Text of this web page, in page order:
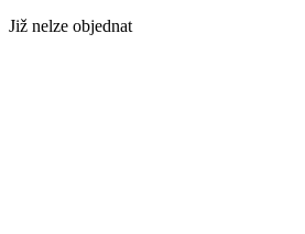
Již nelze objednat